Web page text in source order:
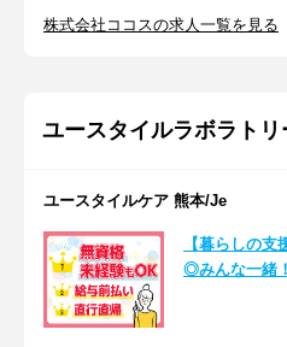
株式会社ココスの求人一覧を見る
ユースタイルラボラト
ユースタイルケア 熊本/Je
【暮らしの
◎みんな一緒